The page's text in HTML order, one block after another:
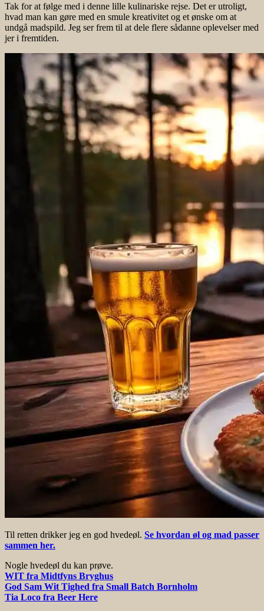
Tak for at følge med i denne lille kulinariske rejse. Det er utroligt,
hvad man kan gøre med en smule kreativitet og et ønske om at
undgå madspild. Jeg ser frem til at dele flere sådanne oplevelser med
jer i fremtiden.
Til retten drikker jeg en god hvedeøl. Se hvordan øl og mad passer
sammen her.
Nogle hvedeøl du kan prøve.
WIT fra Midtfyns Bryghus
God Sam Wit Tighed fra Small Batch Bornholm
Tia Loco fra Beer Here